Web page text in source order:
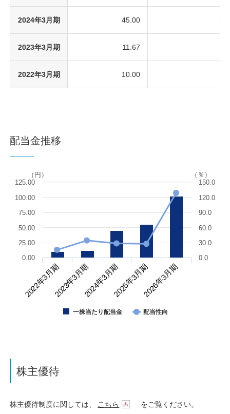
2024年3月期 45.00
2023年3月期 11.67
2022年3月期 10.00
配当金推移
（円） （％）
2022年3月期2023年3月期2024年3月期2025年3月期2026年3月期
0.00
25.00
50.00
75.00
100.00
125.00
0.0
30.0
60.0
90.0
120.0
150.0
一株当たり配当金 配当性向
株主優待
株主優待制度に関しては、 こちら をご覧ください。